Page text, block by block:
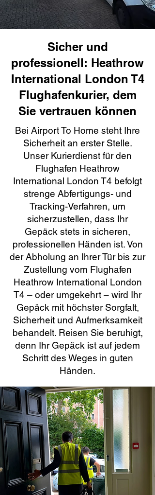
Sicher und
professionell: Heathrow
International London T4
Flughafenkurier, dem
Sie vertrauen können
Bei Airport To Home steht Ihre
Sicherheit an erster Stelle.
Unser Kurierdienst für den
Flughafen Heathrow
International London T4 befolgt
strenge Abfertigungs- und
Tracking-Verfahren, um
sicherzustellen, dass Ihr
Gepäck stets in sicheren,
professionellen Händen ist. Von
der Abholung an Ihrer Tür bis zur
Zustellung vom Flughafen
Heathrow International London
T4 – oder umgekehrt – wird Ihr
Gepäck mit höchster Sorgfalt,
Sicherheit und Aufmerksamkeit
behandelt. Reisen Sie beruhigt,
denn Ihr Gepäck ist auf jedem
Schritt des Weges in guten
Händen.